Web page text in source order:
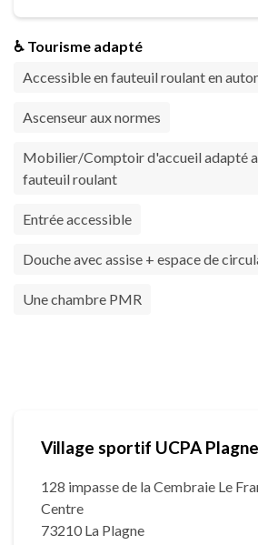
♿ Tourisme adapté
Accessible en fauteuil roulant en
Ascenseur aux normes
Mobilier/Comptoir d'accueil adapté
fauteuil roulant
Entrée accessible
Douche avec assise + espace de
Une chambre PMR
Village sportif UCPA
128 impasse de la Cembraie Le
Centre
73210 La Plagne